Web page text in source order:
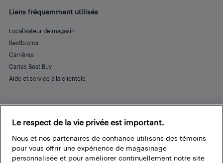
Liens fréquemment utilisés
Localisateur de magasin
Bestbuy.ca
Carrières
Cartes Best Buy
Aide et service à la clientèle
Restez connecté
FacebookInstagram
PinterestLinkedInYouTube
Le respect de la vie privée est important.
Nous et nos partenaires de confiance utilisons des témoins
pour vous offrir une expérience de magasinage
personnalisée et pour améliorer continuellement notre site